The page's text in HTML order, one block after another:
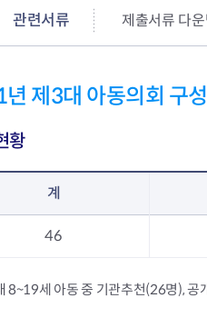
관련서류 제출서류 다운
제3대 아동의회 구
황
계
46
8~19세 아동 중 기관추천(26명), 공